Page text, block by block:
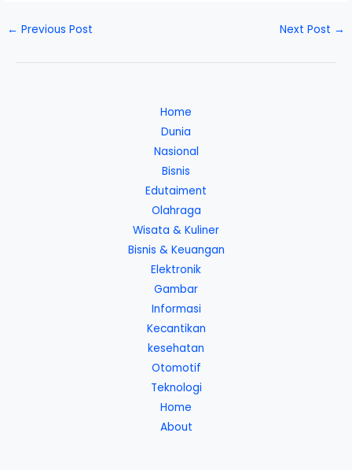
← Previous Post Next Post →
Home
Dunia
Nasional
Bisnis
Edutaiment
Olahraga
Wisata & Kuliner
Bisnis & Keuangan
Elektronik
Gambar
Informasi
Kecantikan
kesehatan
Otomotif
Teknologi
Home
About